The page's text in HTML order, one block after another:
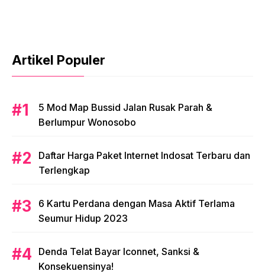
Artikel Populer
5 Mod Map Bussid Jalan Rusak Parah &
Berlumpur Wonosobo
Daftar Harga Paket Internet Indosat Terbaru dan
Terlengkap
6 Kartu Perdana dengan Masa Aktif Terlama
Seumur Hidup 2023
Denda Telat Bayar Iconnet, Sanksi &
Konsekuensinya!